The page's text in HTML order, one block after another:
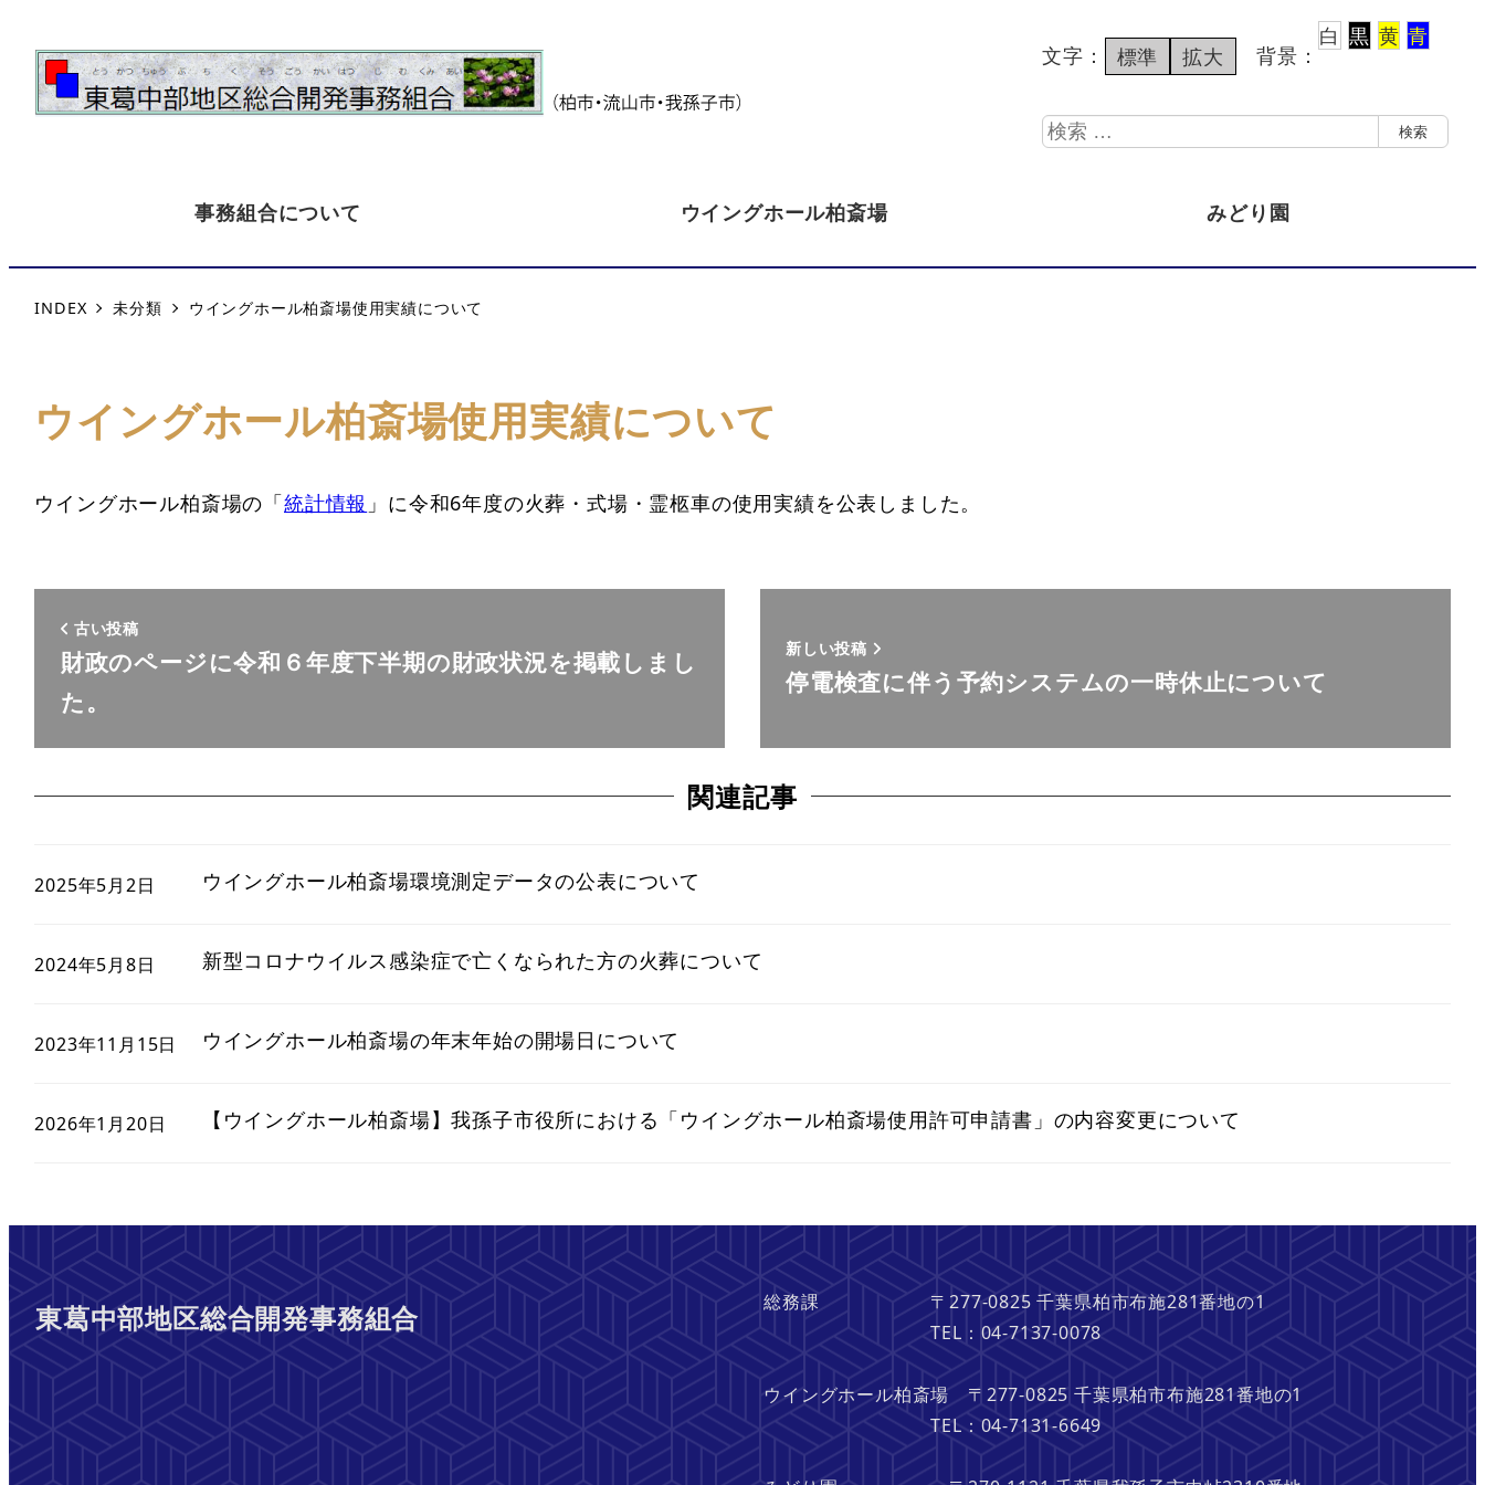
文字： 標準 拡大 背景：
白 黒 黄 青
検
検索
事務組合について ウイングホール柏斎場 みどり園
INDEX 未分類 ウイングホール柏斎場使用実績について
ウイングホール柏斎場使用実績について
ウイングホール柏斎場の「統計情報 」に令和6年度の火葬・式場・霊柩車の使用実績を公表しました。
古い投稿
財政のページに令和６年度下半期の財政状況を掲載しまし
た。
新しい投稿
停電検査に伴う予約システムの一時休止について
関連記事
ウイングホール柏斎場環境測定データの公表について
2025年5月2日
新型コロナウイルス感染症で亡くなられた方の火葬について
2024年5月8日
ウイングホール柏斎場の年末年始の開場日について
2023年11月15日
【ウイングホール柏斎場】我孫子市役所における「ウイングホール柏斎場使用許可申請書」の内容変更について
2026年1月20日
東葛中部地区総合開発事務組合
総務課 〒277-0825 千葉県柏市布施281番地の1
TEL：04-7137-0078
ウイングホール柏斎場 〒277-0825 千葉県柏市布施281番地の1
TEL：04-7131-6649